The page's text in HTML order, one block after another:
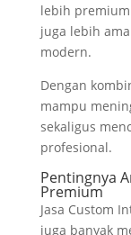
lebih
juga lebih
modern.
Dengan
mampu
sekaligus
profesional.
Pentingnya
Premium
Jasa Custom
juga banyak